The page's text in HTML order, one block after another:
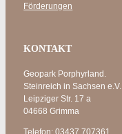
Förderungen
KONTAKT
Geopark Porphyrland.
Steinreich in Sachsen e.V.
Leipziger Str. 17 a
04668 Grimma